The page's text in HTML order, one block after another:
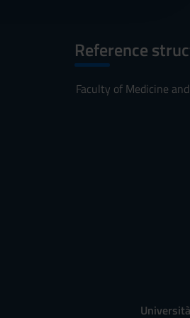
Reference
Faculty of Medicine